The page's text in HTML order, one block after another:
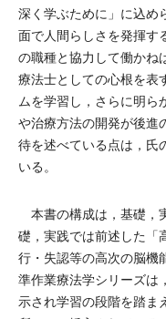
深く学ぶために」に込め
面で人間らしさを発揮す
の職種と協力して働かね
療法士としての心根を表
ムを学習し，さらに明ら
や治療方法の開発が後進
待を述べている点は，氏
いる。
本書の構成は，基礎，
礎，実践では前述した「
行・失認等の高次の脳機
準作業療法学シリーズは
示され学習の段階を踏ま